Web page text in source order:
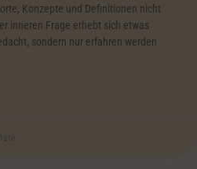
Konzepte und Definitionen nicht
inneren Frage erhebt sich etwas
sondern nur erfahren werden